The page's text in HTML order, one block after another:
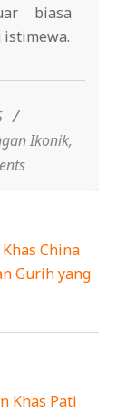
biasa
istimewa.
Ikonik,
China
Gurih yang
Khas Pati